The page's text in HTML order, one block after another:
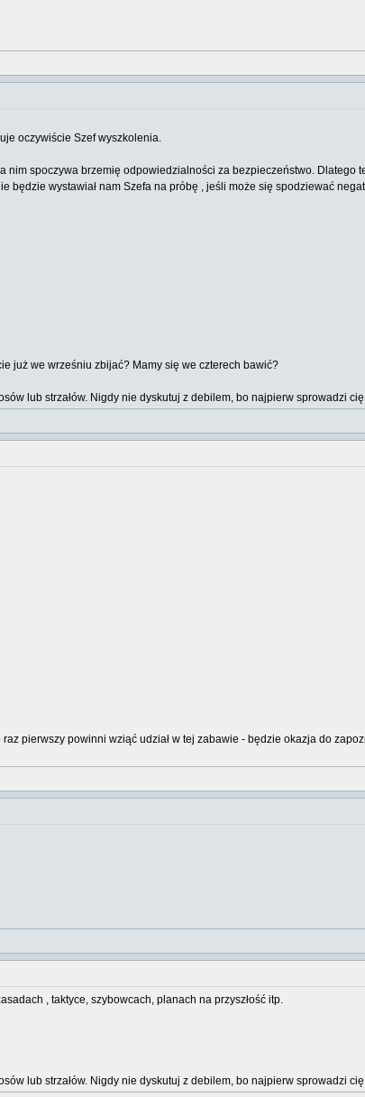
oczywiście Szef wyszkolenia.
nim spoczywa brzemię odpowiedzialności za bezpieczeństwo. Dlatego
będzie wystawiał nam Szefa na próbę , jeśli może się spodziewać
już we wrześniu zbijać? Mamy się we czterech bawić?
lub strzałów. Nigdy nie dyskutuj z debilem, bo najpierw sprowadzi
pierwszy powinni wziąć udział w tej zabawie - będzie okazja do
, taktyce, szybowcach, planach na przyszłość itp.
lub strzałów. Nigdy nie dyskutuj z debilem, bo najpierw sprowadzi